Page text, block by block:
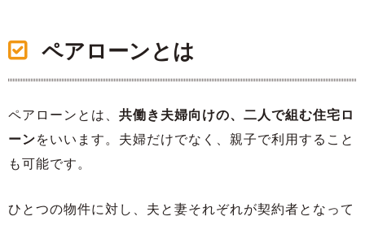
ペアローンとは
ペアローンとは、 共働き夫婦向けの、二人で組む住宅ロ
ーンをいいます。夫婦だけでなく、親子で利用すること
も可能です。
ひとつの物件に対し、夫と妻それぞれが契約者となって